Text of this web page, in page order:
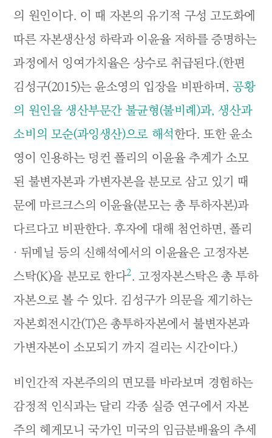
의 원인이다. 이 때 자본의 유기적 구성 고도화에
따른 자본생산성 하락과 이윤율 저하를 증명하는
과정에서 잉여가치율은 상수로 취급된다.(한편
김성구(2015)는 윤소영의 입장을 비판하며,공황
의 원인을 생산부문간 불균형(불비례)과, 생산과
소비의 모순(과잉생산)으로 해석한다. 또한 윤소
영이 인용하는 덩컨 폴리의 이윤율 추계가 소모
된 불변자본과 가변자본을 분모로 삼고 있기 때
문에 마르크스의 이윤율(분모는 총 투하자본)과
다르다고 비판한다. 후자에 대해 첨언하면, 폴리
· 뒤메닐 등의 신해석에서의 이윤율은 고정자본
스탁(K)을 분모로 한다2. 고정자본스탁은 총 투하
자본으로 볼 수 있다. 김성구가 의문을 제기하는
자본회전시간(T)은 총투하자본에서 불변자본과
가변자본이 소모되기 까지 걸리는 시간이다.)
비인간적 자본주의의 면모를 바라보며 경험하는
감정적 인식과는 달리 각종 실증 연구에서 자본
주의 헤게모니 국가인 미국의 임금분배율의 추세